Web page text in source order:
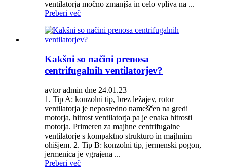
ventilatorja močno zmanjša in celo vpliva na ...
Preberi več
Kakšni so načini prenosa
centrifugalnih ventilatorjev?
avtor admin dne 24.01.23
1. Tip A: konzolni tip, brez ležajev, rotor
ventilatorja je neposredno nameščen na gredi
motorja, hitrost ventilatorja pa je enaka hitrosti
motorja. Primeren za majhne centrifugalne
ventilatorje s kompaktno strukturo in majhnim
ohišjem. 2. Tip B: konzolni tip, jermenski pogon,
jermenica je vgrajena ...
Preberi več